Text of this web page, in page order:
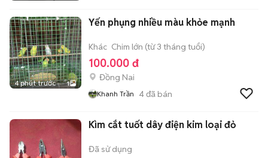
4 phút trước 1
Yến phụng nhiều màu khỏe mạnh
Khác Chim lớn (từ 3 tháng tuổi)
100.000 đ
Đồng Nai
Khanh Trần 4đã bán
Kìm cắt tuốt dây điện kim loại đỏ
Đã sử dụng